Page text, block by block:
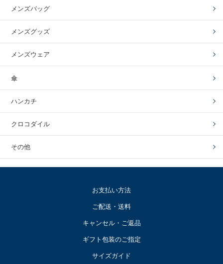
メンズバッグ
メンズグッズ
メンズウェア
傘
ハンカチ
クロコダイル
その他
お支払い方法
ご配送・送料
キャンセル・ご返品
ギフト包装のご指定
サイズガイド